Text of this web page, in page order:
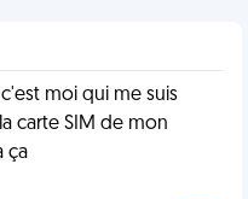
moi qui me suis
carte SIM de mon
ça